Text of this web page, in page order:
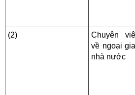
(2)
Chuyên
về ngoại
nhà nước